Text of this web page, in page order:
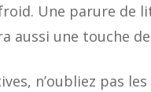
Une parure de
aussi une touche
n’oubliez pas les